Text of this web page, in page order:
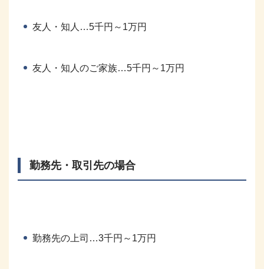
友人・知人…5千円～1万円
友人・知人のご家族…5千円～1万円
勤務先・取引先の場合
勤務先の上司…3千円～1万円